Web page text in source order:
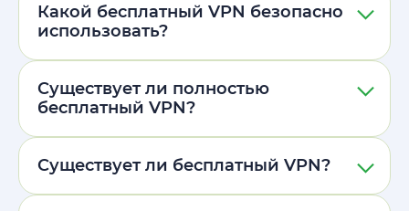
Какой бесплатный VPN безопасно
использовать?
Существует ли полностью
бесплатный VPN?
Существует ли бесплатный VPN?